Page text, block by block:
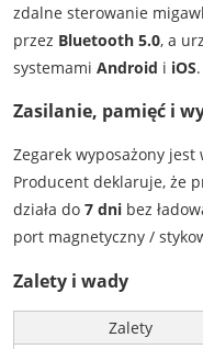
zdalne sterowanie
przez Bluetooth 5.0, a
systemami Android i iOS.
Zasilanie, pamięć i
Zegarek wyposażony
Producent deklaruje, że
działa do 7 dnibez
port magnetyczny /
Zalety i wady
Zalety